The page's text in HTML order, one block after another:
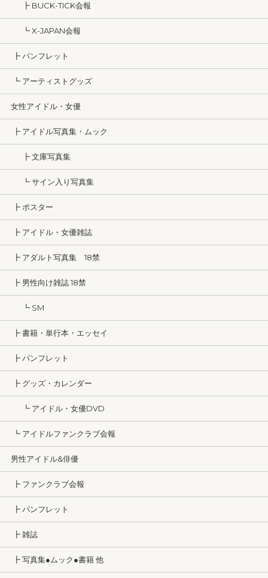
┣ BUCK-TICK会報
┗ X-JAPAN会報
┣ パンフレット
┗ アーティストグッズ
女性アイドル・女優
┣ アイドル写真集・ムック
┣ 文庫写真集
┗ サイン入り写真集
┣ ポスター
┣ アイドル・女優雑誌
┣ アダルト写真集 18禁
┣ 男性向け雑誌 18禁
┗ SM
┣ 書籍・単行本・エッセイ
┣ パンフレット
┣ グッズ・カレンダー
┗ アイドル・女優DVD
┗ アイドルファンクラブ会報
男性アイドル&俳優
┣ ファンクラブ会報
┣ パンフレット
┣ 雑誌
┣ 写真集●ムック●書籍 他